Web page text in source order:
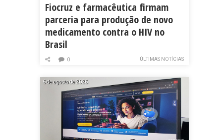
Fiocruz e farmacêutica firmam
parceria para produção de novo
medicamento contra o HIV no
Brasil
ÚLTIMAS NOTÍCIAS
0
6 de agosto de 2026